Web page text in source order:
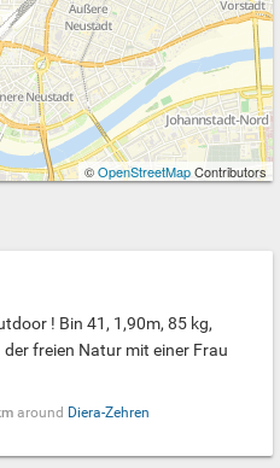
©OpenStreetMapContributors
! Bin 41, 1,90m, 85 kg,
freien Natur mit einer Frau
around Diera-Zehren